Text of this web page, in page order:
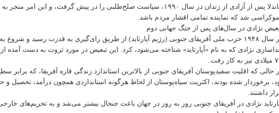
ماندلا پس از آزادی از زندان در سال ۱۹۹۰، سیاست صلح‌طلبی را در پیش گرفت، و
شد که نماینده تمامی اقشار مردم باشد.
نژادی در سال‌های پس از جنگ جهانی دوم
در سال ۱۹۴۸ حزب ملی آفریقای جنوبی (رژیم آپارتاید) از طریق رای‌گیری به قدرت رسید و
به کار رفت.
حالی که اقلیت سفیدپوستان آفریقای جنوبی از بالاترین استاندارد زندگی قاره آفریقا، که
برخوردار شده بودند، اکثریت سیاه‌پوستان از لحاظ هرگونه استانداردی همچون درآمد، تحصیل و
داشتند.
نژادی در آفریقای جنوبی روز به روز در جهان باعث جنجال بیشتر می‌شد و به تحریم‌های